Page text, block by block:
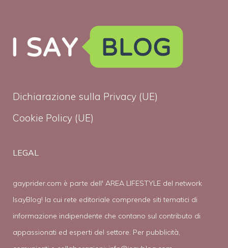
Dichiarazione sulla Privacy (UE)
Cookie Policy (UE)
LEGAL
gayprider.com è parte dell' AREA LIFESTYLE del network
IsayBlog! la cui rete editoriale comprende siti tematici di
informazione indipendente che contano sul contributo di
appassionati ed esperti del settore. Per pubblicità,